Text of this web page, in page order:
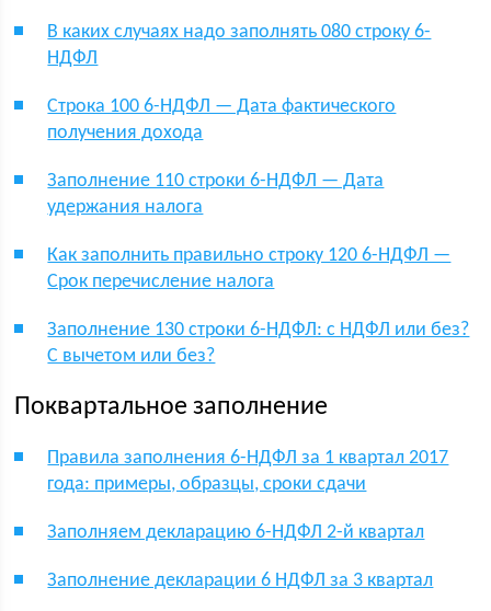
В каких случаях надо заполнять 080 строку 6-
НДФЛ
Строка 100 6-НДФЛ — Дата фактического
получения дохода
Заполнение 110 строки 6-НДФЛ — Дата
удержания налога
Как заполнить правильно строку 120 6-НДФЛ —
Срок перечисление налога
Заполнение 130 строки 6-НДФЛ: с НДФЛ или без?
С вычетом или без?
Поквартальное заполнение
Правила заполнения 6-НДФЛ за 1 квартал 2017
года: примеры, образцы, сроки сдачи
Заполняем декларацию 6-НДФЛ 2-й квартал
Заполнение декларации 6 НДФЛ за 3 квартал